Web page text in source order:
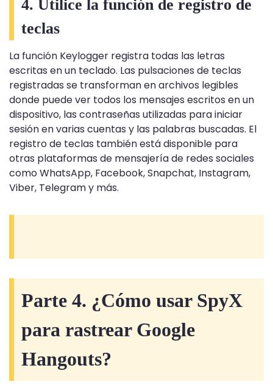
4. Utilice la función de registro de
teclas
La función Keylogger registra todas las letras
escritas en un teclado. Las pulsaciones de teclas
registradas se transforman en archivos legibles
donde puede ver todos los mensajes escritos en un
dispositivo, las contraseñas utilizadas para iniciar
sesión en varias cuentas y las palabras buscadas. El
registro de teclas también está disponible para
otras plataformas de mensajería de redes sociales
como WhatsApp, Facebook, Snapchat, Instagram,
Viber, Telegram y más.
Parte 4. ¿Cómo usar SpyX
para rastrear Google
Hangouts?